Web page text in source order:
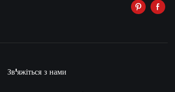
Зв'яжіться з нами